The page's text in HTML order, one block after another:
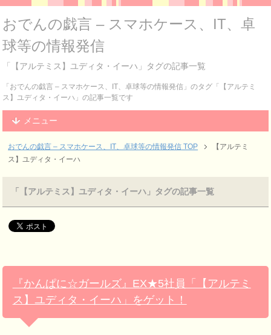
おでんの戯言 – スマホケース、IT、卓
球等の情報発信
「【アルテミス】ユディタ・イーハ」タグの記事一覧
「おでんの戯言 – スマホケース、IT、卓球等の情報発信」のタグ「【アルテミ
ス】ユディタ・イーハ」の記事一覧です
メニュー
おでんの戯言 – スマホケース、IT、卓球等の情報発信 TOP
【アルテミ
ス】ユディタ・イーハ
「【アルテミス】ユディタ・イーハ」タグの記事一覧
『かんぱに☆ガールズ』EX★5社員「【アルテミ
ス】ユディタ・イーハ」をゲット！